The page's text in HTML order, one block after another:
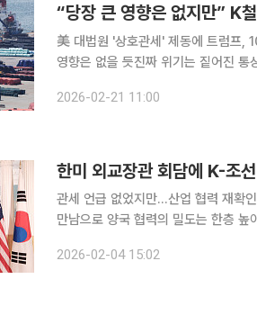
美 대법원 '상호관세' 제동에 트럼프,
영향은 없을 듯진짜 위기는 짙어진
을 걸자 도널드 트럼프 대통령은 즉
2026-02-21 11:00
한미 외교장관 회담에 K-조
관세 언급 없었지만…산업 협력 재확인에 의
만남으로 양국 협력의 밀도는 한층 높
공조 강화가 관세 협상의 돌파구가 될
2026-02-04 15:02